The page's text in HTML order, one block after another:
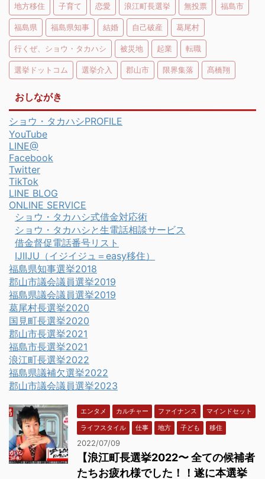
地方移住 子育て 恋愛 浪江町長選挙 無投票 福島市
福島県 福島県知事 結婚 自己破産 葛尾村
行くぜ、ショウ・タカハシ 被災地 起業 転職
選挙ドットコム 選挙介入 郡山市 限界集落 髙橋翔
おしながき
ショウ・タカハシPROFILE
YouTube
LINE@
Facebook
Twitter
TikTok
LINE BLOG
ONLINE SERVICE
ショウ・タカハシ式借金対応術
ショウ・タカハシと生電話相談サービス
借金督促電話番号リスト
IJIIJU（イジイジュ＝easy移住）
福島県知事選挙2018
郡山市議会議員選挙2019
福島県議会議員選挙2019
葛尾村長選挙2020
国見町長選挙2020
郡山市長選挙2021
福島市長選挙2021
浪江町長選挙2022
福島県議補欠選挙2022
郡山市議会議員選挙2023
エンタメ カルチャー ファイナンス
マインドセット
ライフスタイル
仕事 地方 子ども 移住
2022/07/09
【浪江町長選挙2022〜 全ての候補者
たちお疲れ様でした！！遂に本選挙